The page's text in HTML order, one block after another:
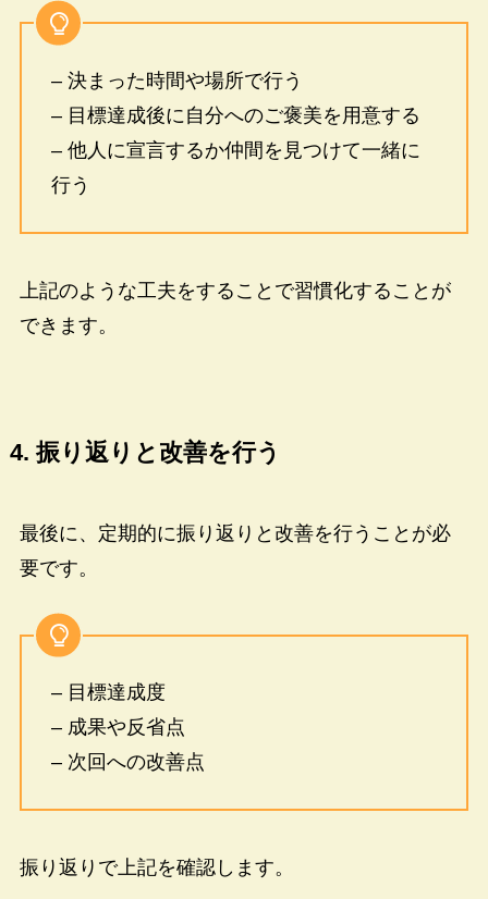
– 決まった時間や場所で行う
– 目標達成後に自分へのご褒美を用意する
– 他人に宣言するか仲間を見つけて一緒に
行う
上記のような工夫をすることで習慣化することが
できます。
4. 振り返りと改善を行う
最後に、定期的に振り返りと改善を行うことが必
要です。
– 目標達成度
– 成果や反省点
– 次回への改善点
振り返りで上記を確認します。